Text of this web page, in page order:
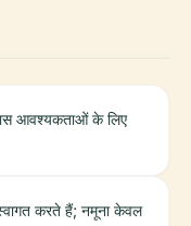
आवश्यकताओं के लिए
करते हैं; नमूना केवल